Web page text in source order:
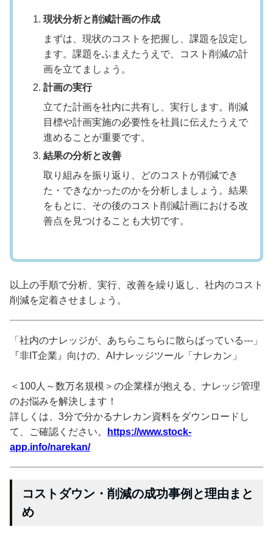
現状分析と削減計画の作成
まずは、現状のコストを把握し、課題を設定し
ます。課題をふまえたうえで、コスト削減の計
画を立てましょう。
計画の実行
立てた計画を社内に共有し、実行します。削減
目標や計画実施の必要性を社員に伝えたうえで
進めることが重要です。
結果の分析と改善
取り組みを振り返り、どのコストが削減でき
た・できなかったのかを分析しましょう。結果
をもとに、その後のコスト削減計画における改
善点を見つけることも大切です。
以上の手順で分析、実行、改善を繰り返し、社内のコスト
削減を定着させましょう。
「社内のナレッジが、あちらこちらに散らばっている---」
『非IT企業』向けの、AIナレッジツール「ナレカン」
＜100人～数万名規模＞の企業様が抱える、ナレッジ管理
のお悩みを解決します！
詳しくは、3分で分かるナレカン資料をダウンロードし
て、ご確認ください。
https://www.stock-
app.info/narekan/
コストダウン・削減の成功事例と理由まと
め